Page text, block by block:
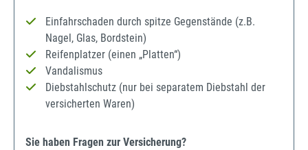
Einfahrschaden durch spitze Gegenstände (z.B.
Nagel, Glas, Bordstein)
Reifenplatzer (einen „Platten“)
Vandalismus
Diebstahlschutz (nur bei separatem Diebstahl der
versicherten Waren)
Sie haben Fragen zur Versicherung?